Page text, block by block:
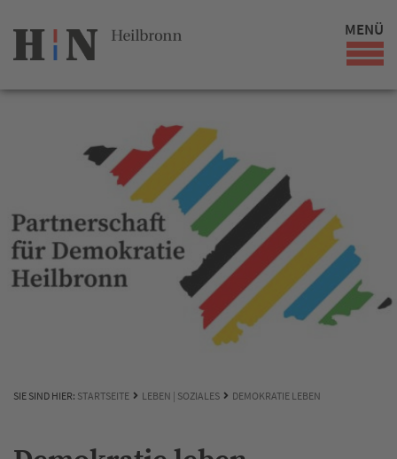
MENÜ
SIE SIND HIER: STARTSEITE LEBEN | SOZIALES DEMOKRATIE LEBEN